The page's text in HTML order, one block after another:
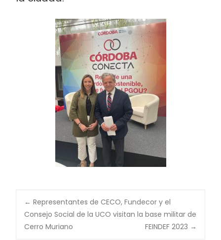
← Representantes de CECO, Fundecor y el
Consejo Social de la UCO visitan la base militar de
Cerro Muriano
FEINDEF 2023 →